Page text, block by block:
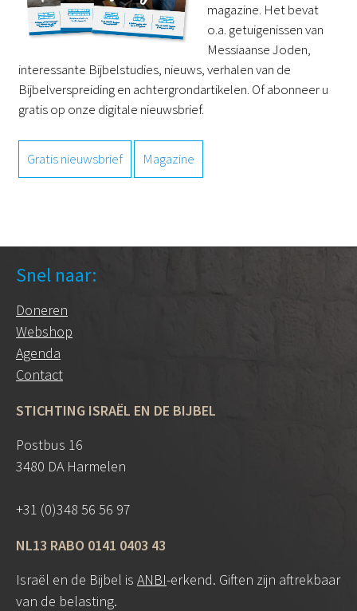
magazine. Het bevat
o.a. getuigenissen van
Messiaanse Joden,
interessante Bijbelstudies, nieuws, verhalen van de
Bijbelverspreiding en achtergrondartikelen. Of abonneer u
gratis op onze digitale nieuwsbrief.
Gratis nieuwsbrief Magazine
Snel naar:
Doneren
Webshop
Agenda
Contact
STICHTING ISRAËL EN DE BIJBEL
Postbus 16
3480 DA Harmelen
+31 (0)348 56 56 97
NL13 RABO 0141 0403 43
Israël en de Bijbel is ANBI-erkend. Giften zijn aftrekbaar
van de belasting.